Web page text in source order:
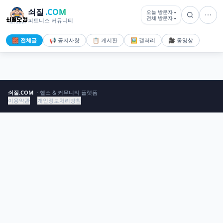
쇠질 .COM
피트니스 커뮤니티
오늘 방문자 -
전체 방문자 -
🧱 전체글 📢 공지사항 📋 게시판 🖼️ 갤러리 🎥 동영상
쇠질.COM · 헬스 & 커뮤니티 플랫폼
이용약관
개인정보처리방침